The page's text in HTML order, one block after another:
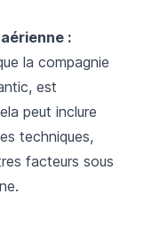
:
la compagnie
est
peut inclure
techniques,
facteurs sous